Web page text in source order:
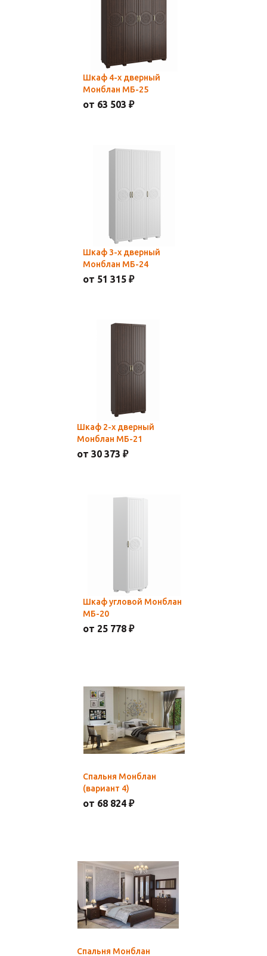
Шкаф 4-х дверный
Монблан МБ-25
от 63 503 ₽
Шкаф 3-х дверный
Монблан МБ-24
от 51 315 ₽
Шкаф 2-х дверный
Монблан МБ-21
от 30 373 ₽
Шкаф угловой Монблан
МБ-20
от 25 778 ₽
Спальня Монблан
(вариант 4)
от 68 824 ₽
Спальня Монблан